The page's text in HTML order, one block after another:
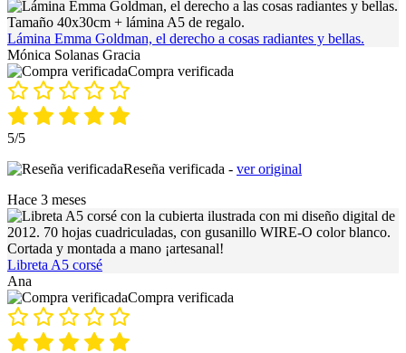
Lámina Emma Goldman, el derecho a cosas radiantes y bellas.
Mónica Solanas Gracia
Compra verificada
5/5
Reseña verificada - ver original
Hace 3 meses
Libreta A5 corsé
Ana
Compra verificada